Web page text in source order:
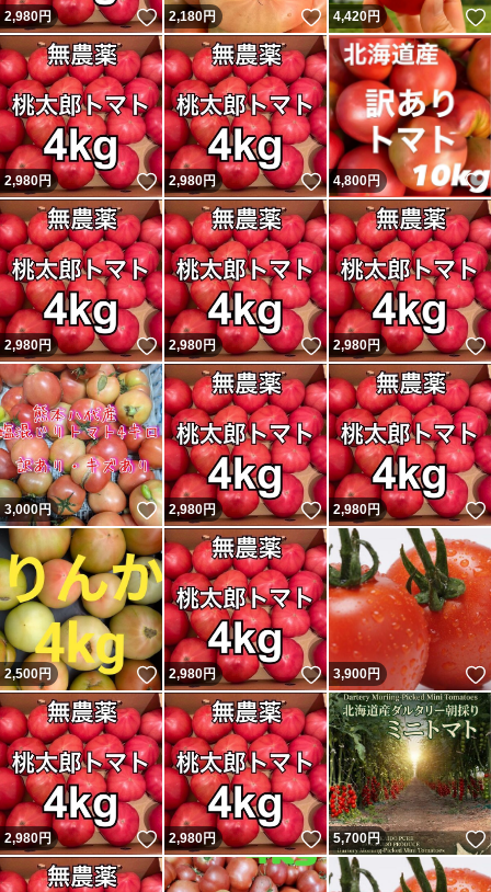
2,980円 いいね！
2,180円 いいね！
4,420円
2,980円 いいね！
2,980円 いいね！
4,800円
2,980円 いいね！
2,980円 いいね！
2,980円
3,000円 いいね！
2,980円 いいね！
2,980円
2,500円 いいね！
2,980円 いいね！
3,900円
2,980円 いいね！
2,980円 いいね！
5,700円